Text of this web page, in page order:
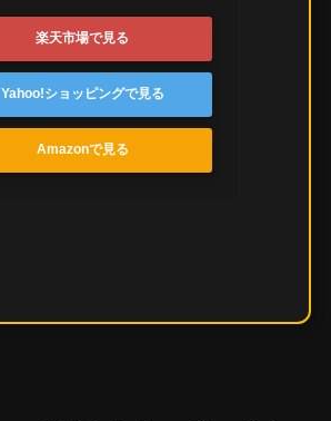
楽天市場で見る
Yahoo!ショッピングで見る
Amazonで見る